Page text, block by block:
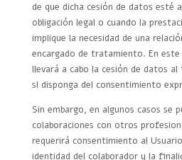
de que dicha cesión de datos esté
obligación legal o cuando la
implique la necesidad de una
encargado de tratamiento. En
llevará a cabo la cesión de datos
sl disponga del consentimiento
Sin embargo, en algunos casos se
colaboraciones con otros
requerirá consentimiento al
identidad del colaborador y la